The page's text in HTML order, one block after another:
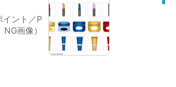
ント／P
NG画像）